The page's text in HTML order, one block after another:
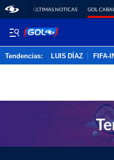
ÚLTIMAS NOTICAS GOL
Tendencias: LUIS DÍAZ FIFA-